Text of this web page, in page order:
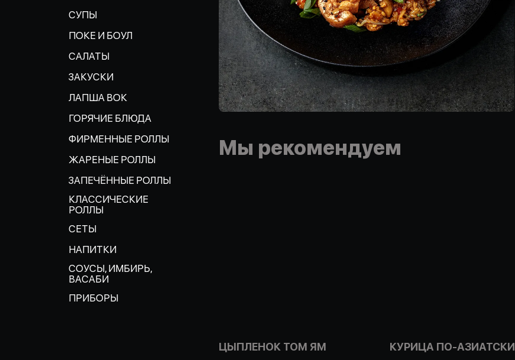
СУПЫ
ПОКЕ И БОУЛ
САЛАТЫ
ЗАКУСКИ
ЛАПША ВОК
ГОРЯЧИЕ БЛЮДА
ФИРМЕННЫЕ РОЛЛЫ
ЖАРЕНЫЕ РОЛЛЫ
ЗАПЕЧЁННЫЕ РОЛЛЫ
КЛАССИЧЕСКИЕ
РОЛЛЫ
СЕТЫ
НАПИТКИ
СОУСЫ, ИМБИРЬ,
ВАСАБИ
ПРИБОРЫ
Мы рекомендуем
ЦЫПЛЕНОК ТОМ ЯМ КУРИЦА ПО-АЗИАТСКИ